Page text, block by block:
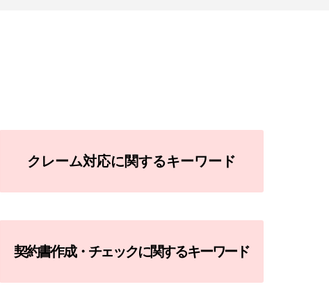
クレーム対応に関するキーワード
契約書作成・チェックに関するキーワード